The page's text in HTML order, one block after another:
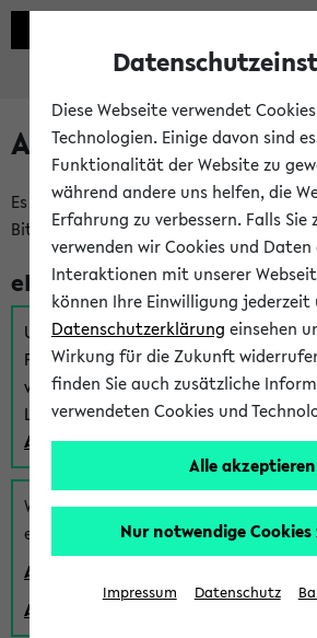
Anmeldung am
Es gibt mehrere Möglichkeiten zur
Bitte wählen Sie die für Sie richtige aus:
eKVV für Studierende
Um sich einen Stundenplan zu
Funktionen des eKVVs für
verwenden Sie diesen Link zur
Login:
Anmeldung zum eKVV der
Wenn Sie (noch) kein Uni Login
eKVV auch über einen Gastzugang
Anmeldung über einen vorhandenen
Anlegen eines neuen Gastzugangs
Diese Webseite verwendet
Technologien. Einige davon sind
Funktionalität der Website zu
während andere uns helfen, die
Erfahrung zu verbessern. Falls
verwenden wir Cookies und
Interaktionen mit unserer
können Ihre Einwilligung
Datenschutzerklärung einsehen
Wirkung für die Zukunft
finden Sie auch zusätzliche
verwendeten Cookies und
Alle akzeptieren
Nur notwendige Cookies
Impressum Datenschutz